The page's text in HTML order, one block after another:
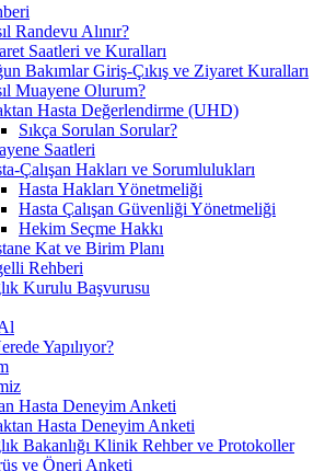
Randevu Alınır?
Saatleri ve Kuralları
Bakımlar Giriş-Çıkış ve Ziyaret Kuralları
Muayene Olurum?
Hasta Değerlendirme (UHD)
Sıkça Sorulan Sorular?
Saatleri
Çalışan Hakları ve Sorumlulukları
Hasta Hakları Yönetmeliği
Hasta Çalışan Güvenliği Yönetmeliği
Hekim Seçme Hakkı
Kat ve Birim Planı
Rehberi
Kurulu Başvurusu
Yapılıyor?
Hasta Deneyim Anketi
Hasta Deneyim Anketi
Bakanlığı Klinik Rehber ve Protokoller
ve Öneri Anketi